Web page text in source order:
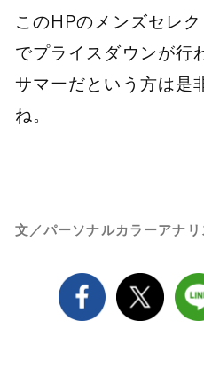
このHPのメンズセレ
でプライスダウンが行
サマーだという方は是
ね。
文／パーソナルカラーアナ